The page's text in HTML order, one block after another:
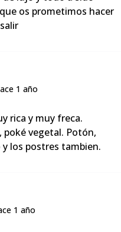
os prometimos hacer
rica y muy freca.
poké vegetal. Potón,
los postres tambien.